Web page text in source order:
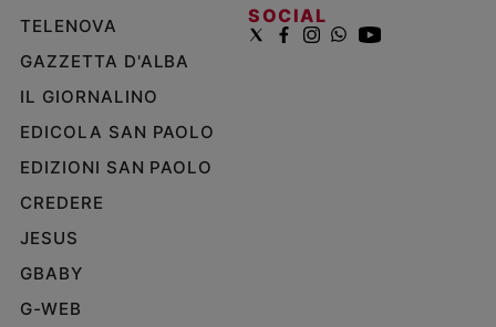
TELENOVA
GAZZETTA D'ALBA
IL GIORNALINO
EDICOLA SAN PAOLO
EDIZIONI SAN PAOLO
CREDERE
JESUS
GBABY
G-WEB
SOCIAL